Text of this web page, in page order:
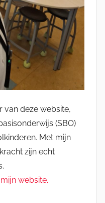
van deze website,
(SBO)
Met mijn
zijn echt
website.